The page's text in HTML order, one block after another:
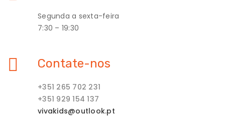
Segunda a sexta-feira
7:30 – 19:30
Contate-nos
+351 265 702 231
+351 929 154 137
vivakids@outlook.pt